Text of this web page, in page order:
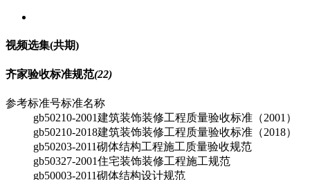
视频选集(共期)
齐家验收标准规范(22)
参考标准号标准名称
gb50210-2001建筑装饰装修工程质量验收标准（2001）
gb50210-2018建筑装饰装修工程质量验收标准（2018）
gb50203-2011砌体结构工程施工质量验收规范
gb50327-2001住宅装饰装修工程施工规范
gb50003-2011砌体结构设计规范